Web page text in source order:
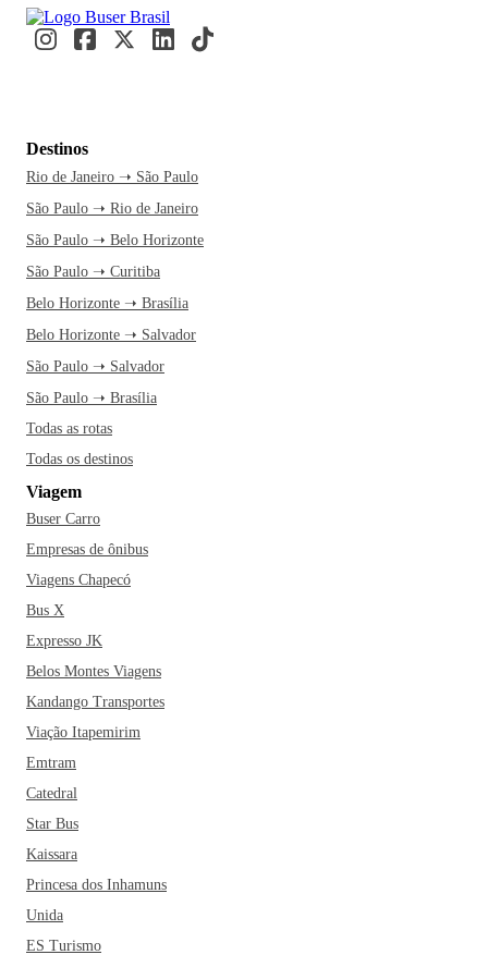
Destinos
Rio de Janeiro ➝ São Paulo
São Paulo ➝ Rio de Janeiro
São Paulo ➝ Belo Horizonte
São Paulo ➝ Curitiba
Belo Horizonte ➝ Brasília
Belo Horizonte ➝ Salvador
São Paulo ➝ Salvador
São Paulo ➝ Brasília
Todas as rotas
Todas os destinos
Viagem
Buser Carro
Empresas de ônibus
Viagens Chapecó
Bus X
Expresso JK
Belos Montes Viagens
Kandango Transportes
Viação Itapemirim
Emtram
Catedral
Star Bus
Kaissara
Princesa dos Inhamuns
Unida
ES Turismo